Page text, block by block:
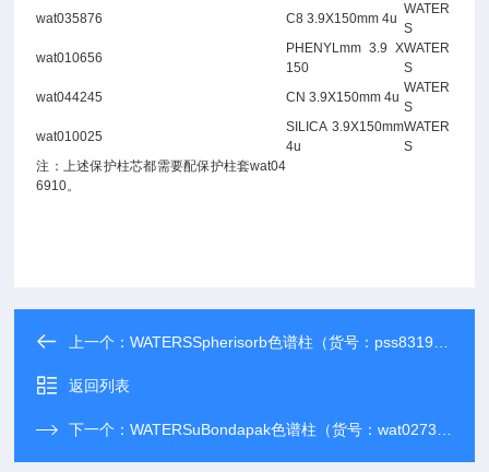
wat035876
C8 3.9X150mm 4u
WATER
S
wat010656
PHENYLmm 3.9 X
150
WATER
S
wat044245
CN 3.9X150mm 4u
WATER
S
wat010025
SILICA 3.9X150mm
4u
WATER
S
注：上述保护柱芯都需要配保护柱套wat04
6910。
上一个：WATERSSpherisorb色谱柱（货号：pss831915）
返回列表
下一个：WATERSuBondapak色谱柱（货号：wat027324）